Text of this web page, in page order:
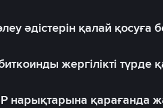
әдістерін қалай қосуға
жергілікті түрде
нарықтарына қарағанда